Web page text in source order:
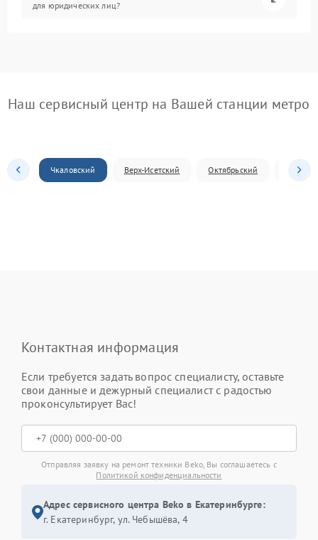
для юридических лиц?
Наш сервисный центр на Вашей станции метро
Чкаловский Верх-Исетский Октябрьский
Контактная информация
Если требуется задать вопрос специалисту, оставьте
свои данные и дежурный специалист с радостью
проконсультирует Вас!
Отправляя заявку на ремонт техники Beko, Вы соглашаетесь с
Политикой конфиденциальности
Адрес сервисного центра Beko в Екатеринбурге:
г. Екатеринбург, ул. Чебышёва, 4